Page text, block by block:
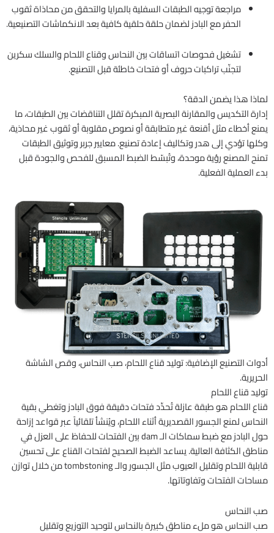
مراجعة توجيه الطبقات السفلية بالمرايا والتحقق من محاذاة ثقوب
الحفر مع البادز لضمان حلقة حلقية كافية بعد الانكماشات التصنيعية.
تشغيل فحوصات اتساقات بين النحاس وقناع اللحام والسلك سكرين
لتجنّب تراكبات حروف أو فتحات خاطئة قبل التصنيع.
لماذا هذا يضمن الدقة؟
إدارة التكديس والمقارنة البصرية المبكرة تقلل التناقضات بين الطبقات، ما
يمنع أخطاء مثل أقنعة غير متطابقة أو نصوص مقلوبة أو ثقوب غير محاذية،
وكلها تؤدي إلى هدر وتكاليف إعادة تصنيع. معايير جربر وتوثيق الطبقات
تمنح المصنع رؤية موحدة، وتُبسّط الضبط المسبق للفحص والجودة قبل
بدء العملية الفعلية.
أدوات التصنيع الإضافية: توليد قناع اللحام، صب النحاس، وقص الشاشة
الحريرية.
توليد قناع اللحام
قناع اللحام هو طبقة عازلة تُحدِّد فتحات دقيقة فوق البادز وتغطي بقية
النحاس لمنع الجسور القصديرية أثناء اللحام، ويُنشأ تلقائياً عبر قواعد إزاحة
حول البادز مع ضبط سماكات الـ dam بين الفتحات للحفاظ على العزل في
مناطق الكثافة العالية. يساعد الضبط الصحيح لفتحات القناع على تحسين
قابلية اللحام وتقليل العيوب مثل الجسور والـ tombstoning من خلال توازن
مساحات الفتحات وتفاوتاتها.
صب النحاس
صب النحاس هو ملء مناطق كبيرة بالنحاس لتوحيد التوزيع وتقليل